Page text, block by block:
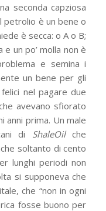
seconda capziosa
petrolio è un bene o
è secca: o A o B;
e un po’ molla non è
e semina i
un bene per gli
nel pagare due
avevano sfiorato
anni prima. Un male
di ShaleOilche
soltanto di cento
lunghi periodi non
si supponeva che
che “non in ogni
fosse buono per